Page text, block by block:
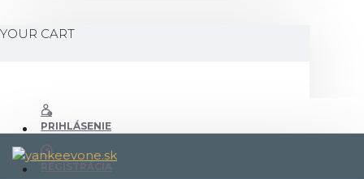
YOUR CART
PRIHLÁSENIE
REGISTRÁCIA